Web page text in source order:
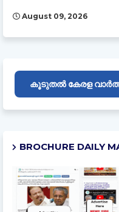
August 09, 2026
കൂടുതൽ കേരള
BROCHURE DAILY